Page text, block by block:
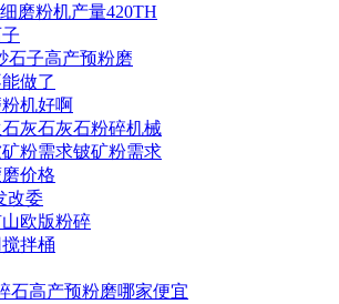
磨粉机产量420TH
石子高产预粉磨
做了
机好啊
灰石灰石粉碎机械
粉需求铍矿粉需求
价格
改委
欧版粉碎
拌桶
石高产预粉磨哪家便宜